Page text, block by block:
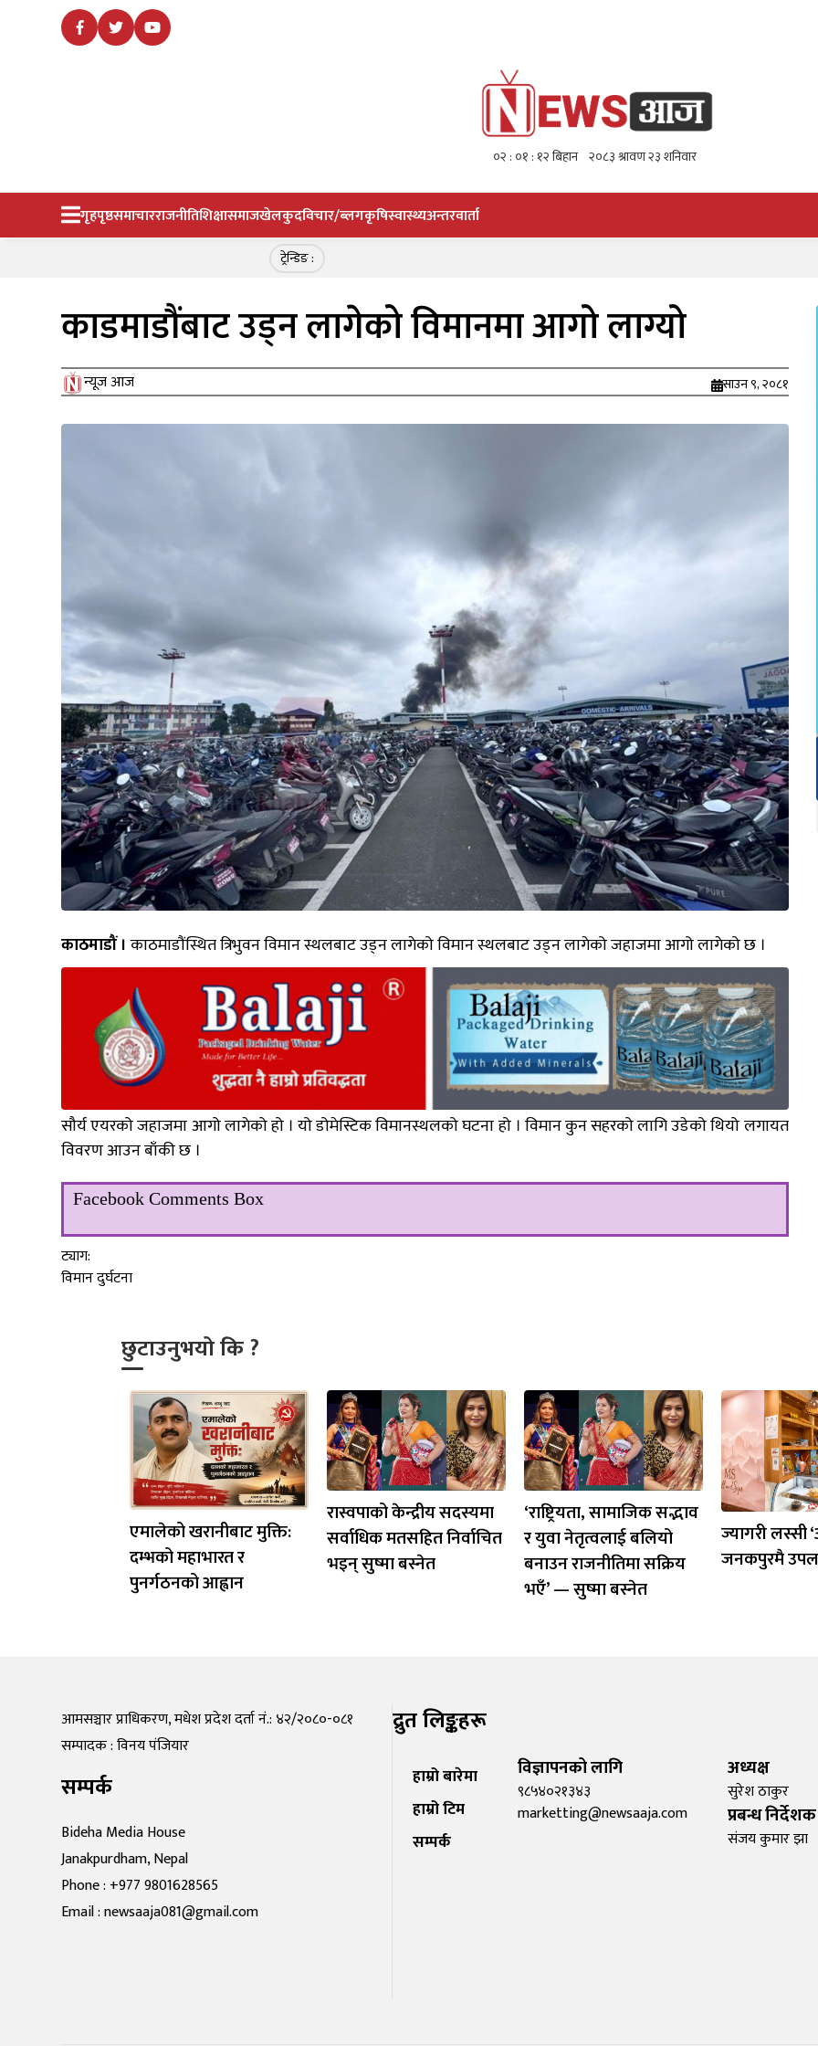
गृहपृष्ठसमाचारराजनीतिशिक्षासमाजखेलकुदविचार/ब्लगकृषिस्वास्थ्यअन्तरवार्ता
ट्रेन्डिङ :
काडमाडौंबाट उड्न लागेको विमानमा आगो लाग्यो
न्यूज आज साउन ९, २०८१
काठमाडौं । काठमाडौंस्थित त्रिभुवन विमान स्थलबाट उड्न लागेको विमान स्थलबाट उड्न लागेको जहाजमा आगो लागेको छ ।
सौर्य एयरको जहाजमा आगो लागेको हो । यो डोमेस्टिक विमानस्थलको घटना हो । विमान कुन सहरको लागि उडेको थियो लगायत
विवरण आउन बाँकी छ ।
Facebook Comments Box
ट्याग:
विमान दुर्घटना
छुटाउनुभयो कि ?
एमालेको खरानीबाट मुक्ति:
दम्भको महाभारत र
पुनर्गठनको आह्वान
रास्वपाको केन्द्रीय सदस्यमा
सर्वाधिक मतसहित निर्वाचित
भइन् सुष्मा बस्नेत
‘राष्ट्रियता, सामाजिक सद्भाव
र युवा नेतृत्वलाई बलियो
बनाउन राजनीतिमा सक्रिय
भएँ’ — सुष्मा बस्नेत
ज्यागरी लस्सी
जनकपुरमै
आमसञ्चार प्राधिकरण, मधेश प्रदेश दर्ता नं.: ४२/२०८०-०८१
सम्पादक : विनय पंजियार
सम्पर्क
Bideha Media House
Janakpurdham, Nepal
Phone : +977 9801628565
Email : newsaaja081@gmail.com
द्रुत लिङ्कहरू
हाम्रो बारेमा
हाम्रो टिम
सम्पर्क
विज्ञापनको लागि
९८५४०२१३४३
marketting@newsaaja.com
अध्यक्ष
सुरेश ठाकुर
प्रबन्ध निर्देशक
संजय कुमार झा